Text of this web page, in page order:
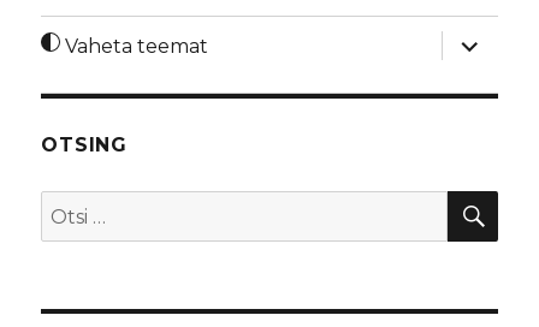
Vaheta teemat
laienda
OTSING
Otsi: